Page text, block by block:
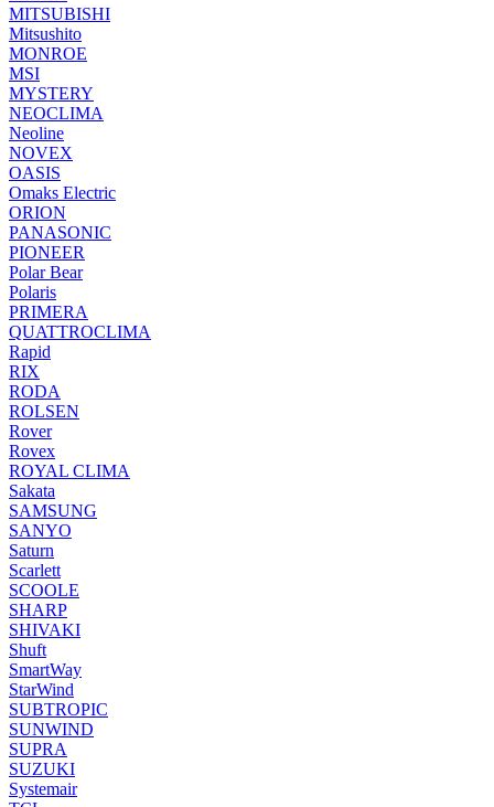
MITSUBISHI
Mitsushito
MONROE
MSI
MYSTERY
NEOCLIMA
Neoline
NOVEX
OASIS
Omaks Electric
ORION
PANASONIC
PIONEER
Polar Bear
Polaris
PRIMERA
QUATTROCLIMA
Rapid
RIX
RODA
ROLSEN
Rover
Rovex
ROYAL CLIMA
Sakata
SAMSUNG
SANYO
Saturn
Scarlett
SCOOLE
SHARP
SHIVAKI
Shuft
SmartWay
StarWind
SUBTROPIC
SUNWIND
SUPRA
SUZUKI
Systemair